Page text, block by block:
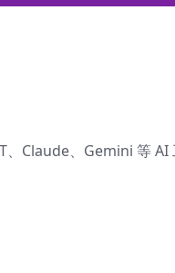
Claude、Gemini 等 AI